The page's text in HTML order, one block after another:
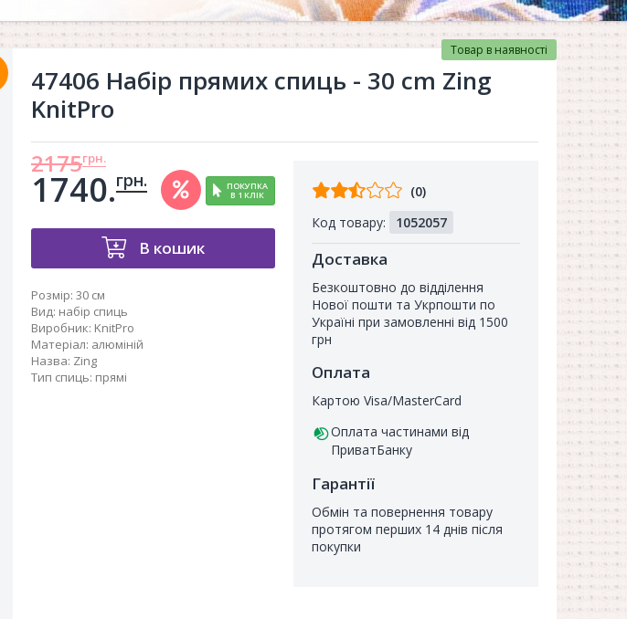
47406 Набір прямих спиць - 30 cm Zing
KnitPro
Товар в наявності
2175грн.
1740.грн. ПОКУПКА
В 1 КЛІК
В кошик
Розмір: 30 см
Вид: набір спиць
Виробник: KnitPro
Матеріал: алюміній
Назва: Zing
Тип спиць: прямі
Відгуків
покупців
(0)
Код товару:
1052057
Доставка
Безкоштовно до відділення
Нової пошти та Укрпошти по
Україні при замовленні від 1500
грн
Оплата
Картою Visa/MasterCard
Оплата частинами від
ПриватБанку
Гарантії
Обмін та повернення товару
протягом перших 14 днів після
покупки